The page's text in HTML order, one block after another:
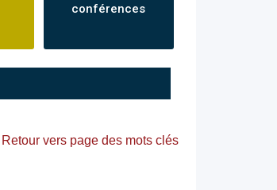
conférences
Retour vers page des mots clés